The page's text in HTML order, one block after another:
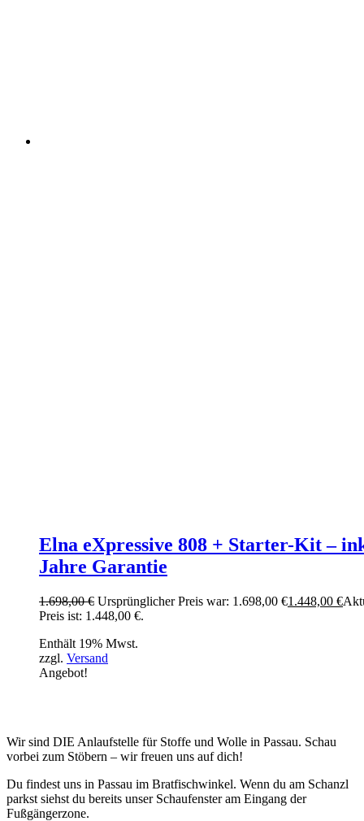
Elna eXpressive 808 + Starter-Kit –
Jahre Garantie
1.698,00€ Ursprünglicher Preis war: 1.698,00 €1.448,00 €
Preis ist: 1.448,00 €.
Enthält 19% Mwst.
zzgl. Versand
Angebot!
Wir sind DIE Anlaufstelle für Stoffe und Wolle in Passau. Schau
vorbei zum Stöbern – wir freuen uns auf dich!
Du findest uns in Passau im Bratfischwinkel. Wenn du am Schanzl
parkst siehst du bereits unser Schaufenster am Eingang der
Fußgängerzone.